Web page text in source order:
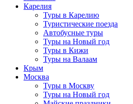
Карелия
Туры в Карелию
Туристические поезда
Автобусные туры
Туры на Новый год
Туры в Кижи
Туры на Валаам
Крым
Москва
Туры в Москву
Туры на Новый год